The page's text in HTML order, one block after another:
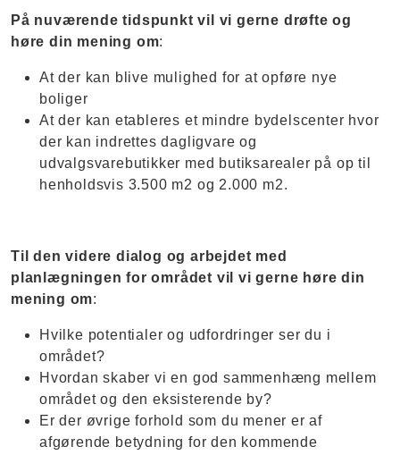
På nuværende tidspunkt vil vi gerne drøfte og
høre din mening om:
At der kan blive mulighed for at opføre nye
boliger
At der kan etableres et mindre bydelscenter hvor
der kan indrettes dagligvare og
udvalgsvarebutikker med butiksarealer på op til
henholdsvis 3.500 m2 og 2.000 m2.
Til den videre dialog og arbejdet med
planlægningen for området vil vi gerne høre din
mening om:
Hvilke potentialer og udfordringer ser du i
området?
Hvordan skaber vi en god sammenhæng mellem
området og den eksisterende by?
Er der øvrige forhold som du mener er af
afgørende betydning for den kommende